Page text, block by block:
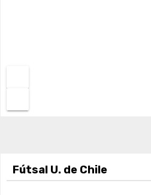
Fútsal U. de Chile